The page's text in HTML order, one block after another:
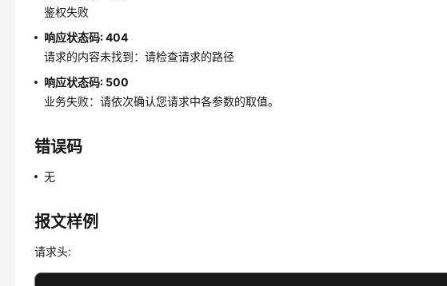
鉴权失败
响应状态码: 404
请求的内容未找到：请检查请求的路径
响应状态码: 500
业务失败：请依次确认您请求中各参数的取值。
错误码
无
报文样例
请求头: